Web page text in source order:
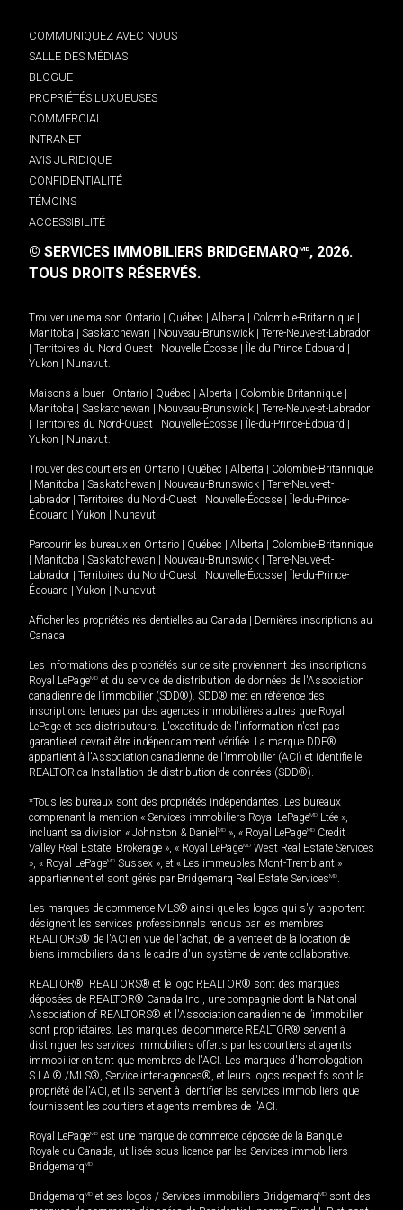
COMMUNIQUEZ AVEC NOUS
SALLE DES MÉDIAS
BLOGUE
PROPRIÉTÉS LUXUEUSES
COMMERCIAL
INTRANET
AVIS JURIDIQUE
CONFIDENTIALITÉ
TÉMOINS
ACCESSIBILITÉ
© SERVICES IMMOBILIERS BRIDGEMARQMD, 2026.
TOUS DROITS RÉSERVÉS.
Trouver une maison Ontario Québec Alberta Colombie-Britannique
Manitoba
Saskatchewan Nouveau-Brunswick
Terre-Neuve-et-Labrador
Territoires du Nord-Ouest Nouvelle-Écosse Île-du-Prince-Édouard
Yukon
Nunavut.
Maisons à louer - Ontario Québec Alberta Colombie-Britannique
Manitoba
Saskatchewan Nouveau-Brunswick
Terre-Neuve-et-Labrador
Territoires du Nord-Ouest Nouvelle-Écosse Île-du-Prince-Édouard
Yukon
Nunavut.
Trouver des courtiers en Ontario Québec Alberta
Colombie-Britannique
Manitoba Saskatchewan Nouveau-Brunswick
Terre-Neuve-et-
Labrador
Territoires du Nord-Ouest Nouvelle-Écosse
Île-du-Prince-
Édouard
Yukon Nunavut
Parcourir les bureaux en Ontario Québec Alberta
Colombie-Britannique
Manitoba Saskatchewan Nouveau-Brunswick
Terre-Neuve-et-
Labrador
Territoires du Nord-Ouest Nouvelle-Écosse
Île-du-Prince-
Édouard
Yukon Nunavut
Afficher les propriétés résidentielles au Canada
Dernières inscriptions au
Canada
Les informations des propriétés sur ce site proviennent des inscriptions
Royal LePageMD et du service de distribution de données de l'Association
canadienne de l’immobilier (SDD®). SDD® met en référence des
inscriptions tenues par des agences immobilières autres que Royal
LePage et ses distributeurs. L'exactitude de l'information n'est pas
garantie et devrait être indépendamment vérifiée. La marque DDF®
appartient à l'Association canadienne de l’immobilier (ACI) et identifie le
REALTOR.ca Installation de distribution de données (SDD®).
*Tous les bureaux sont des propriétés indépendantes. Les bureaux
comprenant la mention « Services immobiliers Royal LePageMD Ltée »,
incluant sa division « Johnston & Daniel MD », « Royal LePageMD Credit
Valley Real Estate, Brokerage », « Royal LePageMD West Real Estate Services
», « Royal LePageMD Sussex », et « Les immeubles Mont-Tremblant »
appartiennent et sont gérés par Bridgemarq Real Estate ServicesMD.
Les marques de commerce MLS® ainsi que les logos qui s'y rapportent
désignent les services professionnels rendus par les membres
REALTORS® de l'ACI en vue de l'achat, de la vente et de la location de
biens immobiliers dans le cadre d'un système de vente collaborative.
REALTOR®, REALTORS® et le logo REALTOR® sont des marques
déposées de REALTOR® Canada Inc., une compagnie dont la National
Association of REALTORS® et l'Association canadienne de l’immobilier
sont propriétaires. Les marques de commerce REALTOR® servent à
distinguer les services immobiliers offerts par les courtiers et agents
immobilier en tant que membres de l'ACI. Les marques d'homologation
S.I.A.® /MLS®, Service inter-agences®, et leurs logos respectifs sont la
propriété de l'ACI, et ils servent à identifier les services immobiliers que
fournissent les courtiers et agents membres de l'ACI.
Royal LePageMD est une marque de commerce déposée de la Banque
Royale du Canada, utilisée sous licence par les Services immobiliers
BridgemarqMD.
BridgemarqMD et ses logos / Services immobiliers BridgemarqMD sont des